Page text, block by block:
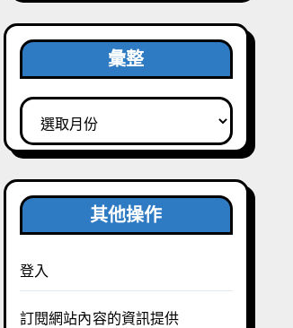
彙整
彙
整
其他操作
登入
訂閱網站內容的資訊提供